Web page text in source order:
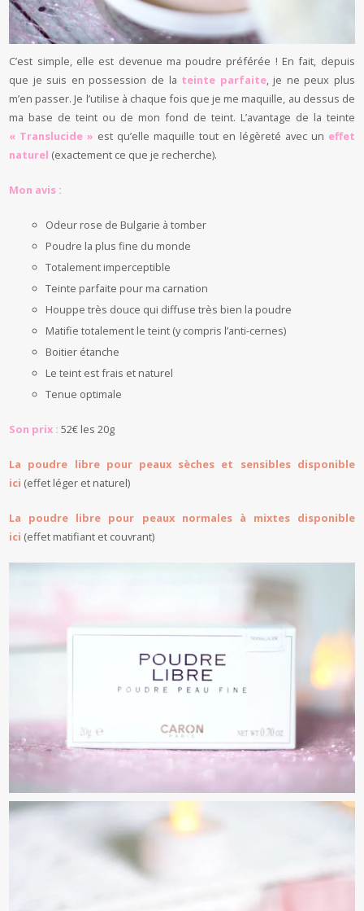
C’est simple, elle est devenue ma poudre préférée ! En fait, depuis
que je suis en possession de la teinte parfaite, je ne peux plus
m’en passer. Je l’utilise à chaque fois que je me maquille, au dessus de
ma base de teint ou de mon fond de teint. L’avantage de la teinte
« Translucide » est qu’elle maquille tout en légèreté avec un effet
naturel (exactement ce que je recherche).
Mon avis :
Odeur rose de Bulgarie à tomber
Poudre la plus fine du monde
Totalement imperceptible
Teinte parfaite pour ma carnation
Houppe très douce qui diffuse très bien la poudre
Matifie totalement le teint (y compris l’anti-cernes)
Boitier étanche
Le teint est frais et naturel
Tenue optimale
Son prix : 52€ les 20g
La poudre libre pour peaux sèches et sensibles disponible
ici (effet léger et naturel)
La poudre libre pour peaux normales à mixtes disponible
ici (effet matifiant et couvrant)